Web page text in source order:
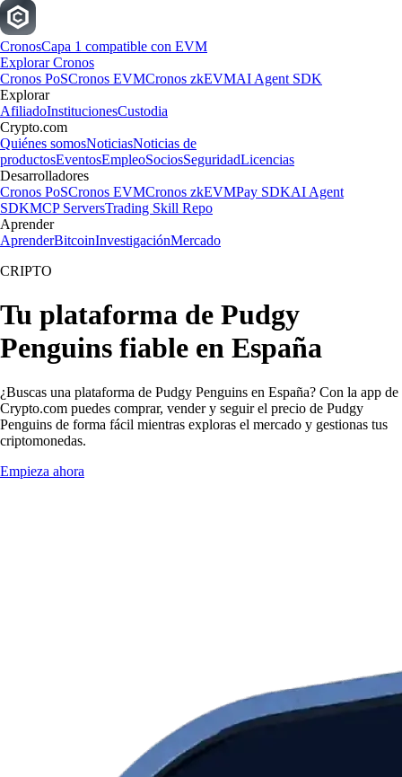
CronosCapa 1 compatible con EVM
Explorar Cronos
Cronos PoSCronos EVMCronos zkEVMAI Agent SDK
Explorar
AfiliadoInstitucionesCustodia
Crypto.com
Quiénes somosNoticiasNoticias de
productosEventosEmpleoSociosSeguridadLicencias
Desarrolladores
Cronos PoSCronos EVMCronos zkEVMPay SDKAI Agent
SDKMCP ServersTrading Skill Repo
Aprender
AprenderBitcoinInvestigaciónMercado
CRIPTO
Tu plataforma de Pudgy
Penguins fiable en España
¿Buscas una plataforma de Pudgy Penguins en España? Con la app de
Crypto.com puedes comprar, vender y seguir el precio de Pudgy
Penguins de forma fácil mientras exploras el mercado y gestionas tus
criptomonedas.
Empieza ahora